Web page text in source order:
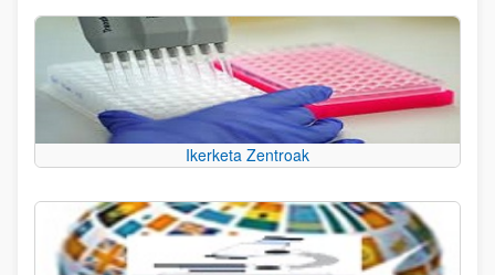
Ikerketa Zentroak